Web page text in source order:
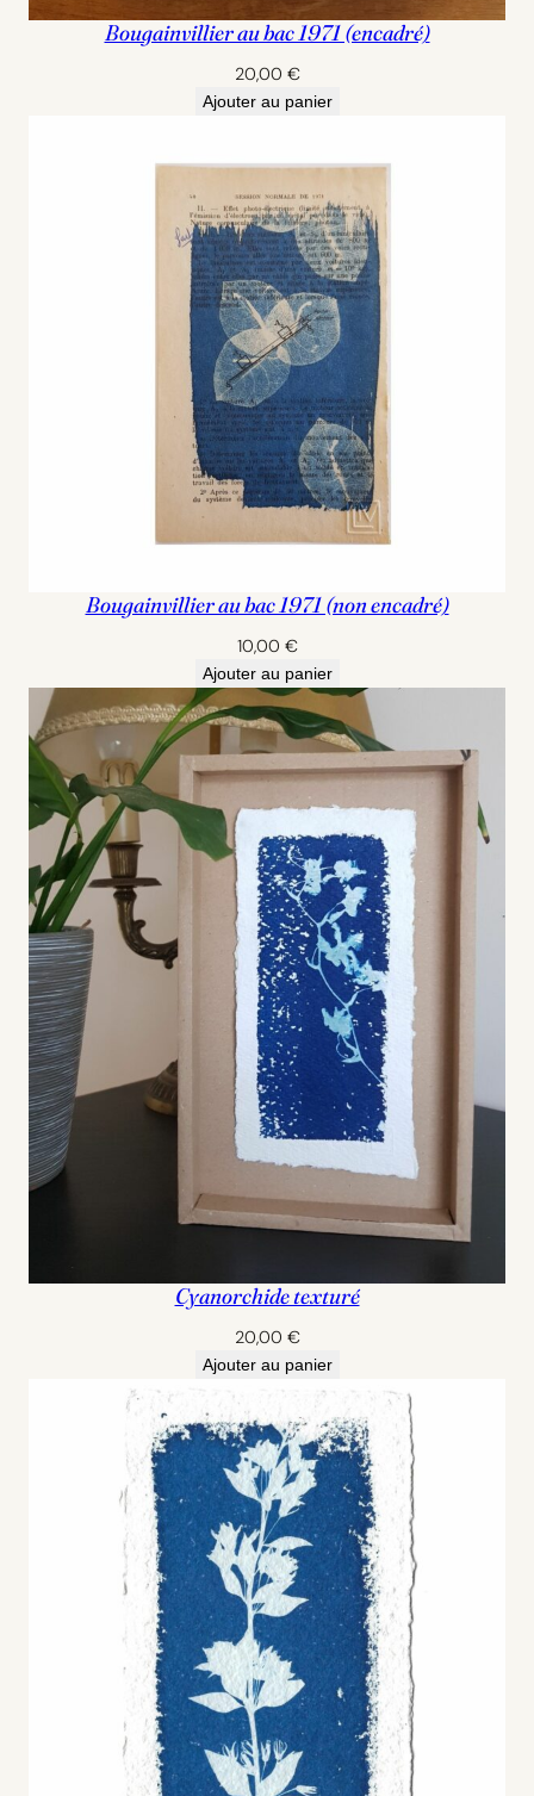
Bougainvillier au bac 1971 (encadré)
20,00 €
Ajouter au panier
Bougainvillier au bac 1971 (non encadré)
10,00 €
Ajouter au panier
Cyanorchide texturé
20,00 €
Ajouter au panier